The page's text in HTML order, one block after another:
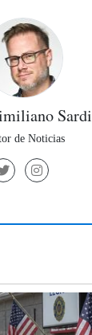
Sardi
de Noticias